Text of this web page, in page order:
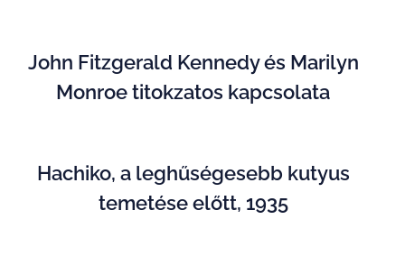
John Fitzgerald Kennedy és Marilyn
Monroe titokzatos kapcsolata
Hachiko, a leghűségesebb kutyus
temetése előtt, 1935